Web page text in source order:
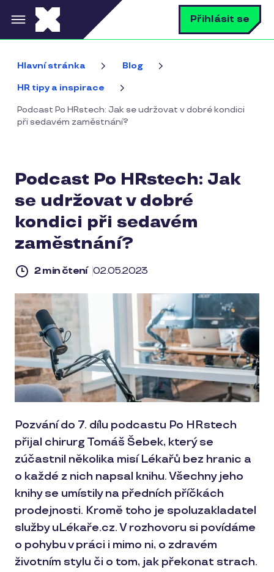
Přejít k hlavnímu obsahu Přihlásit se
Hlavní stránka Blog
HR tipy a inspirace
Podcast Po HRstech: Jak se udržovat v dobré kondici
při sedavém zaměstnání?
Podcast Po HRstech: Jak
se udržovat v dobré
kondici při sedavém
zaměstnání?
2 min čtení 02.05.2023
Pozvání do 7. dílu podcastu Po HRstech
přijal chirurg Tomáš Šebek, který se
zúčastnil několika misí Lékařů bez hranic a
o každé z nich napsal knihu. Všechny jeho
knihy se umístily na předních příčkách
prodejnosti. Kromě toho je spoluzakladatel
služby uLékaře.cz. V rozhovoru si povídáme
o pohybu v práci i mimo ni, o zdravém
životním stylu či o tom, jak překonat strach.